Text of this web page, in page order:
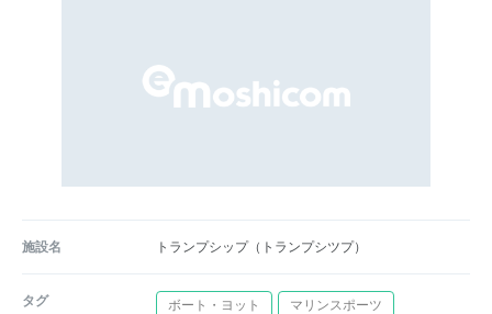
施設名 トランプシップ（トランプシツプ）
タグ ボート・ヨット マリンスポーツ